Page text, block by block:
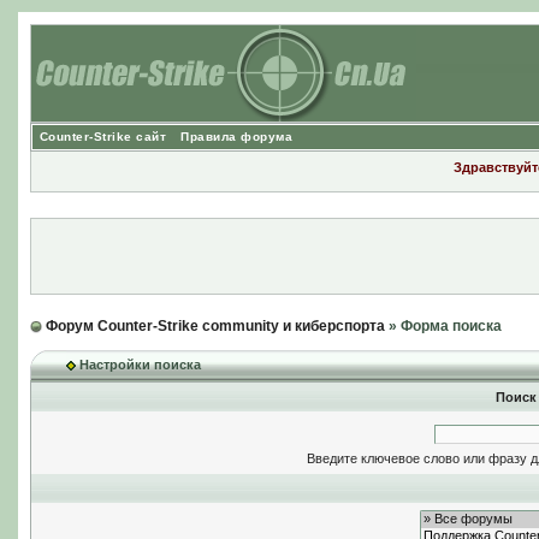
Counter-Strike сайт Правила форума
Форум Counter-Strike community и киберспорта» Форма поиска
Настройки поиска
Введите ключевое слово или фразу